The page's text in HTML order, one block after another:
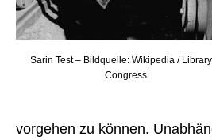
Sarin Test – Bildquelle: Wikipedia /
Congress
vorgehen zu können.